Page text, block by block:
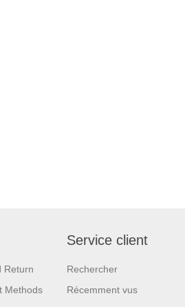
Return
Methods
Service client
Rechercher
Récemment vus